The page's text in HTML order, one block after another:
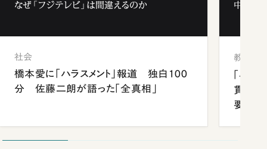
なぜ「フジテレビ」は間違えるのか
社会
橋本愛に「ハラスメント」報道 独白100
分 佐藤二朗が語った「全真相」
中学受
教育
「早
貫校へ
要だっ